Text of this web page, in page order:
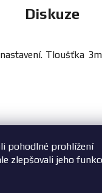
pohodlné prohlížení
zlepšovali jeho
Diskuze
Tloušťka
785 748